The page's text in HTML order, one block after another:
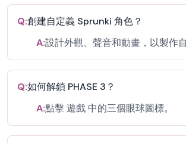
Q:創建自定義 Sprunki 角色？
A:設計外觀、聲音和動畫，以製作
Q:如何解鎖 PHASE 3？
A:點擊 遊戲 中的三個眼球圖標。